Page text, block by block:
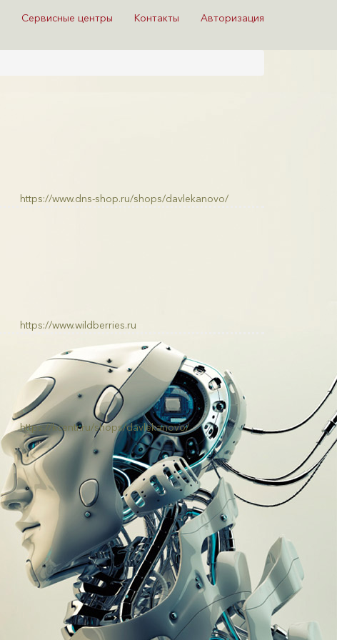
Сервисные центры Контакты Авторизация
https://www.dns-shop.ru/shops/davlekanovo/
https://www.wildberries.ru
https://kcentr.ru/shops/davlekanovo/